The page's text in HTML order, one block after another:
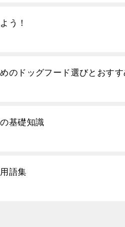
う！
のドッグフード選びとおす
基礎知識
語集